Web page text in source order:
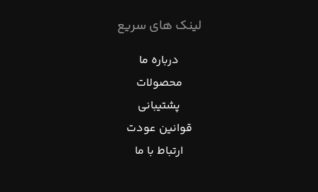
لینک های سریع
درباره ما
محصولات
پشتیبانی
قوانین عودت
ارتباط با ما